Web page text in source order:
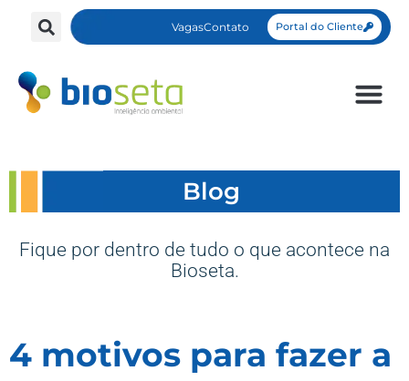
VagasContato Portal do Cliente
Blog
Fique por dentro de tudo o que acontece na
Bioseta.
4 motivos para fazer a